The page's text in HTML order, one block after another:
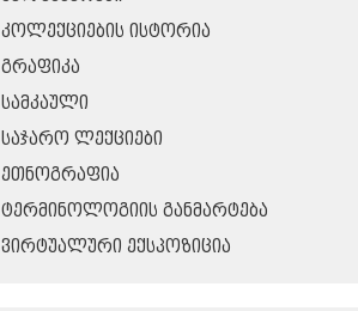
ᲙᲝᲚᲔᲥᲪᲘᲔᲑᲘᲡ ᲘᲡᲢᲝᲠᲘᲐ
ᲒᲠᲐᲤᲘᲙᲐ
ᲡᲐᲛᲙᲐᲣᲚᲘ
ᲡᲐᲯᲐᲠᲝ ᲚᲔᲥᲪᲘᲔᲑᲘ
ᲔᲗᲜᲝᲒᲠᲐᲤᲘᲐ
ᲢᲔᲠᲛᲘᲜᲝᲚᲝᲒᲘᲘᲡ ᲒᲐᲜᲛᲐᲠᲢᲔᲑᲐ
ᲕᲘᲠᲢᲣᲐᲚᲣᲠᲘ ᲔᲥᲡᲞᲝᲖᲘᲪᲘᲐ